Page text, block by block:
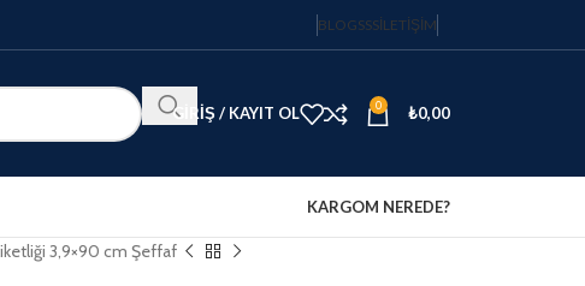
BLOGSSSİLETIŞIM
GIRIŞ / KAYIT OL 0 ₺0,00
KARGOM NEREDE?
3,9×90 cm Şeffaf